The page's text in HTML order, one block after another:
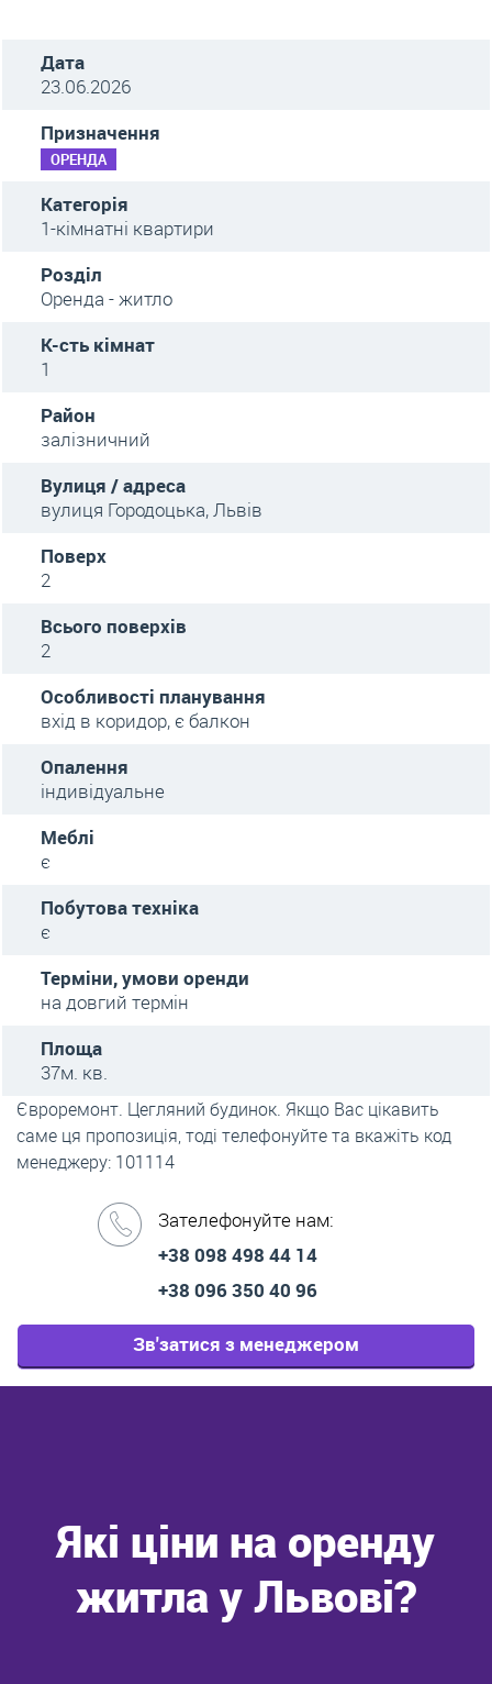
Дата
23.06.2026
Призначення
ОРЕНДА
Категорія
1-кімнатні квартири
Розділ
Оренда - житло
К-сть кімнат
1
Район
залізничний
Вулиця / адреса
вулиця Городоцька, Львів
Поверх
2
Всього поверхів
2
Особливості планування
вхід в коридор, є балкон
Опалення
індивідуальне
Меблі
є
Побутова техніка
є
Терміни, умови оренди
на довгий термін
Площа
37м. кв.
Євроремонт. Цегляний будинок. Якщо Вас цікавить
саме ця пропозиція, тоді телефонуйте та вкажіть код
менеджеру: 101114
Зателефонуйте нам:
+38 098 498 44 14
+38 096 350 40 96
Зв'затися з менеджером
Які ціни на оренду
житла у Львові?